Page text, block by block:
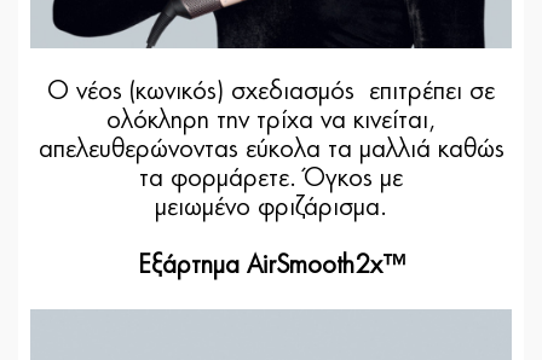
Ο νέος (κωνικός) σχεδιασμός επιτρέπει σε
ολόκληρη την τρίχα να κινείται,
απελευθερώνοντας εύκολα τα μαλλιά καθώς
τα φορμάρετε. Όγκος με
μειωμένο φριζάρισμα.
Εξάρτημα AirSmooth2x™